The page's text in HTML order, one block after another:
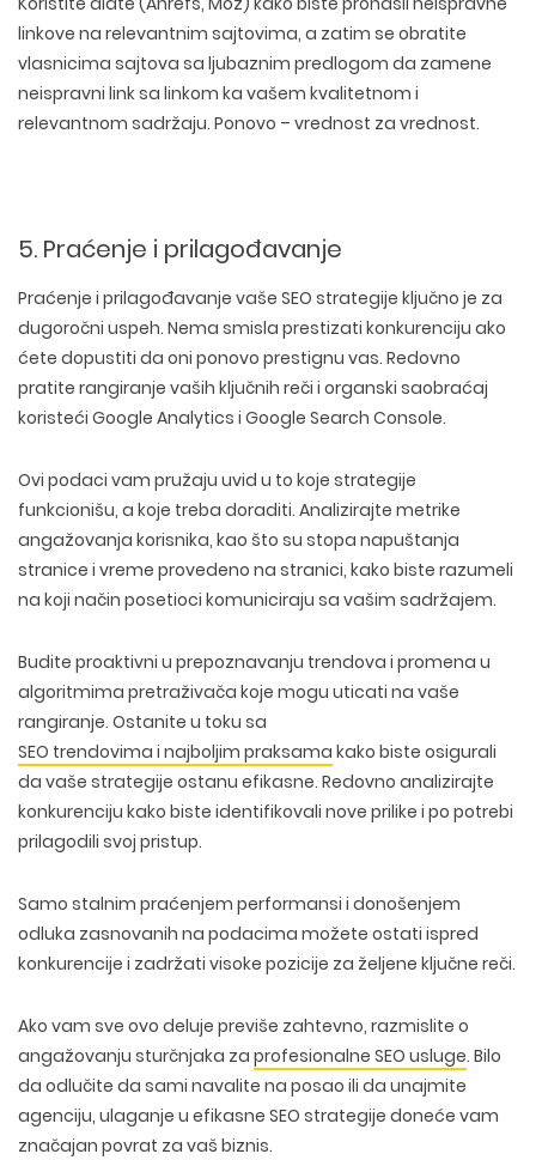
linkove na relevantnim sajtovima, a zatim se obratite
vlasnicima sajtova sa ljubaznim predlogom da zamene
neispravni link sa linkom ka vašem kvalitetnom i
relevantnom sadržaju. Ponovo – vrednost za vrednost.
5. Praćenje i prilagođavanje
Praćenje i prilagođavanje vaše SEO strategije ključno je za
dugoročni uspeh. Nema smisla prestizati konkurenciju ako
ćete dopustiti da oni ponovo prestignu vas. Redovno
pratite rangiranje vaših ključnih reči i organski saobraćaj
koristeći Google Analytics i Google Search Console.
Ovi podaci vam pružaju uvid u to koje strategije
funkcionišu, a koje treba doraditi. Analizirajte metrike
angažovanja korisnika, kao što su stopa napuštanja
stranice i vreme provedeno na stranici, kako biste razumeli
na koji način posetioci komuniciraju sa vašim sadržajem.
Budite proaktivni u prepoznavanju trendova i promena u
algoritmima pretraživača koje mogu uticati na vaše
rangiranje. Ostanite u toku sa
SEO trendovima i najboljim praksama kako biste osigurali
da vaše strategije ostanu efikasne. Redovno analizirajte
konkurenciju kako biste identifikovali nove prilike i po potrebi
prilagodili svoj pristup.
Samo stalnim praćenjem performansi i donošenjem
odluka zasnovanih na podacima možete ostati ispred
konkurencije i zadržati visoke pozicije za željene ključne reči.
Ako vam sve ovo deluje previše zahtevno, razmislite o
angažovanju sturčnjaka za profesionalne SEO usluge. Bilo
da odlučite da sami navalite na posao ili da unajmite
agenciju, ulaganje u efikasne SEO strategije doneće vam
značajan povrat za vaš biznis.